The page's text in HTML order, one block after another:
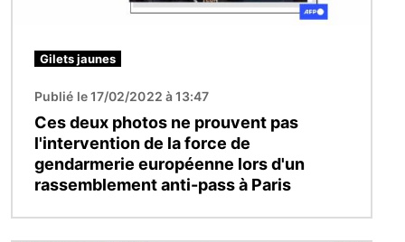
Gilets jaunes
Publié le 17/02/2022 à 13:47
Ces deux photos ne prouvent pas
l'intervention de la force de
gendarmerie européenne lors d'un
rassemblement anti-pass à Paris